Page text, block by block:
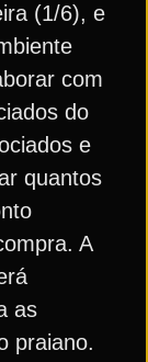
(1/6), e
com
do
e
quantos
A
as
praiano.